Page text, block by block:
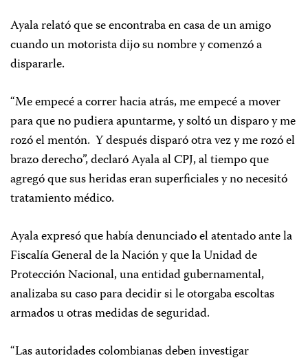
Ayala relató que se encontraba en casa de un amigo
cuando un motorista dijo su nombre y comenzó a
dispararle.
“Me empecé a correr hacia atrás, me empecé a mover
para que no pudiera apuntarme, y soltó un disparo y me
rozó el mentón. Y después disparó otra vez y me rozó el
brazo derecho”, declaró Ayala al CPJ, al tiempo que
agregó que sus heridas eran superficiales y no necesitó
tratamiento médico.
Ayala expresó que había denunciado el atentado ante la
Fiscalía General de la Nación y que la Unidad de
Protección Nacional, una entidad gubernamental,
analizaba su caso para decidir si le otorgaba escoltas
armados u otras medidas de seguridad.
“Las autoridades colombianas deben investigar